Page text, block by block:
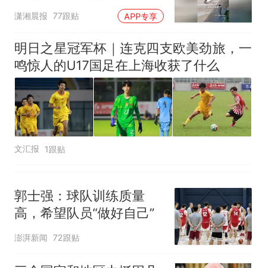
潇湘晨报 77跟贴 APP专享
明日之星冠军杯｜连克四支欧美劲旅，一
鸣惊人的U17国足在上海收获了什么
文汇报 1跟贴
郭士强：球队训练质量
高，希望队员“做好自己”
澎湃新闻 72跟贴